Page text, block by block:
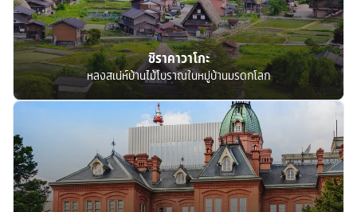
ชิราคาวาโกะ
หลงสเน่ห์บ้านไม้โบราณในหมู่บ้านมรดกโลก